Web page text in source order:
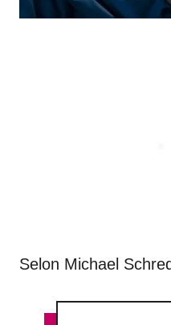
Selon Michael